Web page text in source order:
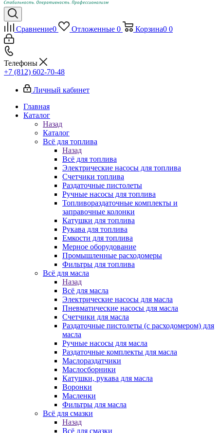
Сравнение0 Отложенные 0 Корзина0 0
Телефоны
+7 (812) 602-70-48
Личный кабинет
Главная
Каталог
Назад
Каталог
Всё для топлива
Назад
Всё для топлива
Электрические насосы для топлива
Счетчики топлива
Раздаточные пистолеты
Ручные насосы для топлива
Топливораздаточные комплекты и
заправочные колонки
Катушки для топлива
Рукава для топлива
Емкости для топлива
Мерное оборудование
Промышленные расходомеры
Фильтры для топлива
Всё для масла
Назад
Всё для масла
Электрические насосы для масла
Пневматические насосы для масла
Счетчики для масла
Раздаточные пистолеты (с расходомером) для
масла
Ручные насосы для масла
Раздаточные комплекты для масла
Маслораздатчики
Маслосборники
Катушки, рукава для масла
Воронки
Масленки
Фильтры для масла
Всё для смазки
Назад
Всё для смазки